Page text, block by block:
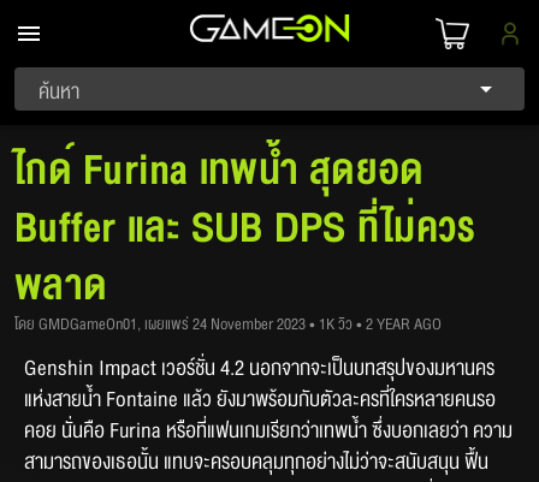
ค้นหา
ไกด์ Furina เทพน้ำ สุดยอด
Buffer และ SUB DPS ที่ไม่ควร
พลาด
โดย GMDGameOn01, เผยแพร่ 24 November 2023 • 1K วิว • 2 YEAR AGO
Genshin Impact เวอร์ชั่น 4.2 นอกจากจะเป็นบทสรุปของมหานคร
แห่งสายน้ำ Fontaine แล้ว ยังมาพร้อมกับตัวละครที่ใครหลายคนรอ
คอย นั่นคือ Furina หรือที่แฟนเกมเรียกว่าเทพน้ำ ซึ่งบอกเลยว่า ความ
สามารถของเธอนั้น แทบจะครอบคลุมทุกอย่างไม่ว่าจะสนับสนุน ฟื้น